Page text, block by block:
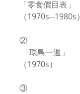
「零食價目表」
（1970s─1980s）
②
「環島一週」
（1970s）
③